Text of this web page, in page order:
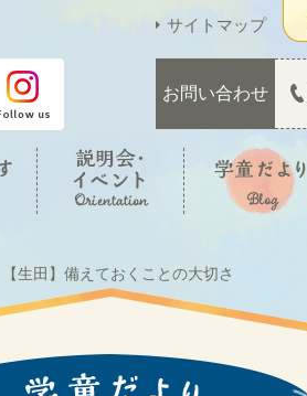
サイトマップ
お問い合わせ
【生田】備えておくことの大切さ